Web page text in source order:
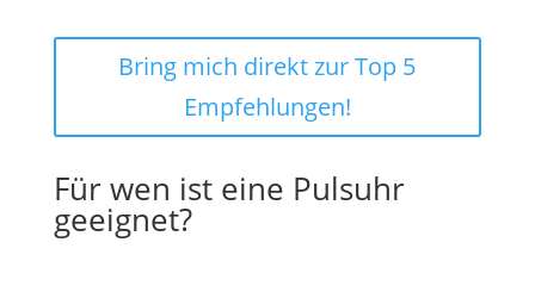
Bring mich direkt zur Top 5
Empfehlungen!
Für wen ist eine Pulsuhr
geeignet?